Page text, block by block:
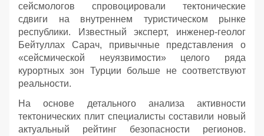
сейсмологов спровоцировали тектонические
сдвиги на внутреннем туристическом рынке
республики. Известный эксперт, инженер-геолог
Бейтуллах Сарач, привычные представления о
«сейсмической неуязвимости» целого ряда
курортных зон Турции больше не соответствуют
реальности.
На основе детального анализа активности
тектонических плит специалисты составили новый
актуальный рейтинг безопасности регионов.